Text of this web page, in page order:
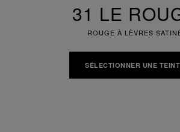
31 LE
ROUGE À LÈVRES
SÉLECTIONNER UNE